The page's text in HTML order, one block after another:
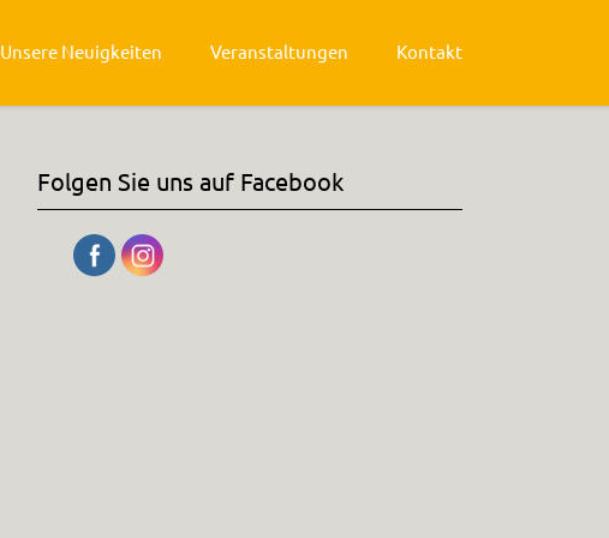
Unsere Neuigkeiten Veranstaltungen Kontakt
Folgen Sie uns auf Facebook